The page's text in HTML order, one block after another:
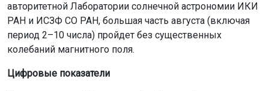
авторитетной Лаборатории солнечной астрономии ИКИ
РАН и ИСЗФ СО РАН, большая часть августа (включая
период 2–10 числа) пройдет без существенных
колебаний магнитного поля.
Цифровые показатели